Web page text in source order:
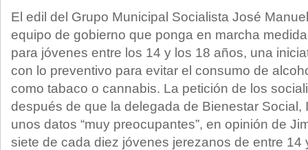
El edil del Grupo Municipal Socialista José
equipo de gobierno que ponga en marcha
para jóvenes entre los 14 y los 18 años, una
con lo preventivo para evitar el consumo de
como tabaco o cannabis. La petición de los
después de que la delegada de Bienestar Social,
unos datos “muy preocupantes”, en opinión de
siete de cada diez jóvenes jerezanos de entre 14